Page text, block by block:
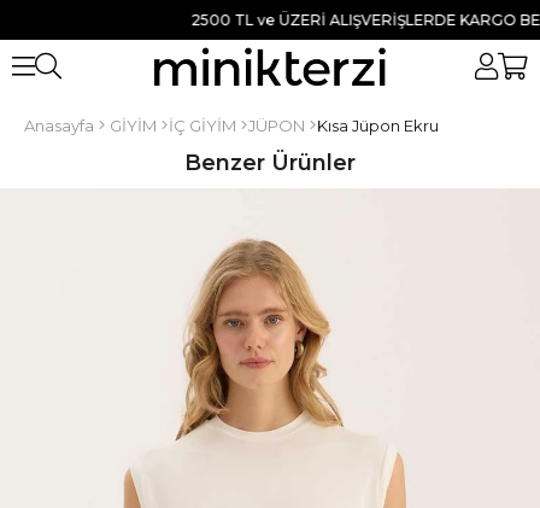
2500 TL ve ÜZERİ ALIŞVERİŞLERDE KARGO
Anasayfa GİYİM İÇ GİYİM JÜPON Kısa Jüpon Ekru
Benzer Ürünler